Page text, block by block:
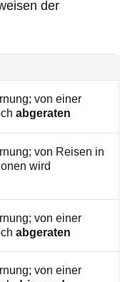
der
von einer
abgeraten
von Reisen in
wird
von einer
abgeraten
von einer